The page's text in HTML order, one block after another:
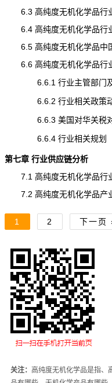
6.3 高纯度无机化学品行
6.4 高纯度无机化学品行
6.5 高纯度无机化学品中
6.6 高纯度无机化学品行
6.6.1 行业主管部门及
6.6.2 行业相关政策
6.6.3 美国对华关税对
6.6.4 行业相关规划
第七章 行业供应链分析
7.1 高纯度无机化学品行
7.2 高纯度无机化学品产
1 2 下一页
关注： 高纯度无机化学品是指、